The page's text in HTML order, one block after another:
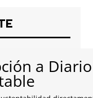
a Diario